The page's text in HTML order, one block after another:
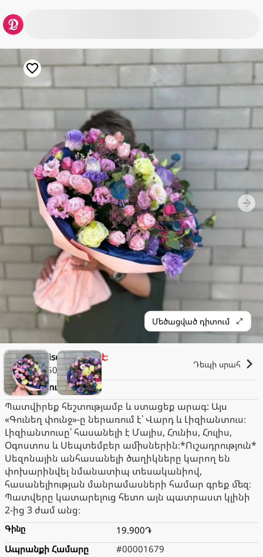
Մեծացված դիտում
Paradise_evnՓակ է։
1.500֏
Դեպի սրահ
Գունեղ փունջ
Պատվիրեք հեշտությամբ և ստացեք արագ: Այս
«Գունեղ փունջ»-ը ներառում է՝ Վարդ և Լիզիանտուս։
Լիզիանտուսը՝ հասանելի է Մայիս, Հունիս, Հուլիս,
Օգոստոս և Սեպտեմբեր ամիսներին։*Ուշադրություն*
Սեզոնային անհասանելի ծաղիկները կարող են
փոխարինվել նմանատիպ տեսականիով,
հասանելիության մանրամասների համար գրեք մեզ։
Պատվերը կատարելուց հետո այն պատրաստ կլինի
2-ից 3 ժամ անց։
Գինը
19.900֏
Ապրանքի Համարը
#00001679